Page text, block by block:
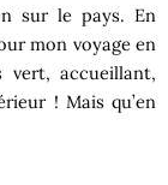
sur le pays. En
mon voyage en
vert, accueillant,
! Mais qu’en